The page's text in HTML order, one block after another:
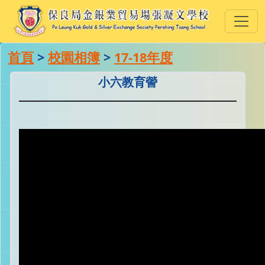
首頁 >校園相簿 > 17-18年度
小六教育謍